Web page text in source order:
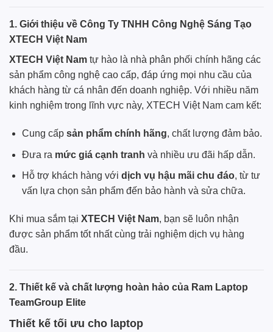
1. Giới thiệu về Công Ty TNHH Công Nghệ Sáng Tạo
XTECH Việt Nam
XTECH Việt Nam tự hào là nhà phân phối chính hãng các
sản phẩm công nghệ cao cấp, đáp ứng mọi nhu cầu của
khách hàng từ cá nhân đến doanh nghiệp. Với nhiều năm
kinh nghiệm trong lĩnh vực này, XTECH Việt Nam cam kết:
Cung cấp sản phẩm chính hãng, chất lượng đảm bảo.
Đưa ra mức giá cạnh tranh và nhiều ưu đãi hấp dẫn.
Hỗ trợ khách hàng với dịch vụ hậu mãi chu đáo, từ tư
vấn lựa chọn sản phẩm đến bảo hành và sửa chữa.
Khi mua sắm tại XTECH Việt Nam, bạn sẽ luôn nhận
được sản phẩm tốt nhất cùng trải nghiệm dịch vụ hàng
đầu.
2. Thiết kế và chất lượng hoàn hảo của Ram Laptop
TeamGroup Elite
Thiết kế tối ưu cho laptop